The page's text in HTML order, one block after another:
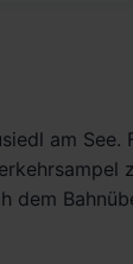
am See.
dem